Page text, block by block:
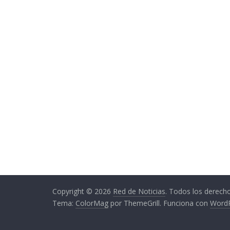
Copyright © 2026 Red de Noticias. Todos los
Tema: ColorMag por ThemeGrill. Funciona con